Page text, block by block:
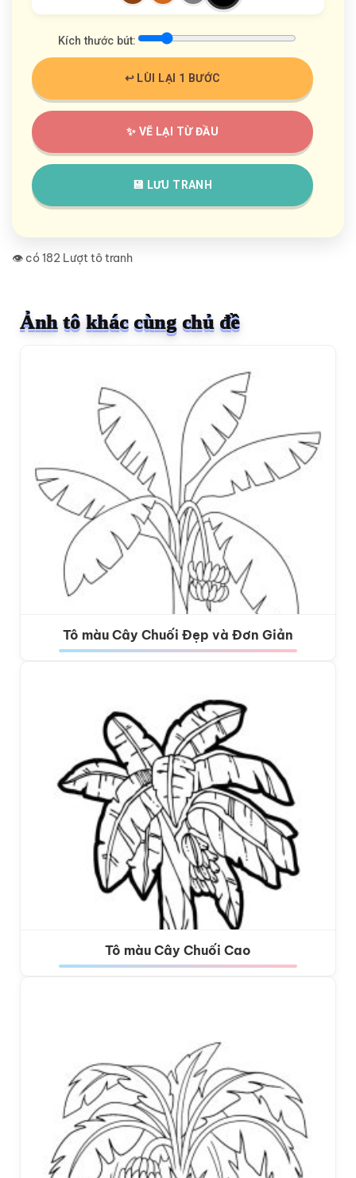
Kích thước bút:
↩️ LÙI LẠI 1 BƯỚC
✨ VẼ LẠI TỪ ĐẦU
💾 LƯU TRANH
👁️ có 182 Lượt tô tranh
Ảnh tô khác cùng chủ đề
Tô màu Cây Chuối Đẹp và Đơn Giản
Tô màu Cây Chuối Cao